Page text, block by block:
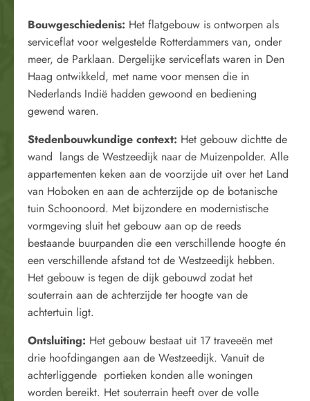
Bouwgeschiedenis: Het flatgebouw is ontworpen als
serviceflat voor welgestelde Rotterdammers van, onder
meer, de Parklaan. Dergelijke serviceflats waren in Den
Haag ontwikkeld, met name voor mensen die in
Nederlands Indië hadden gewoond en bediening
gewend waren.
Stedenbouwkundige context: Het gebouw dichtte de
wand langs de Westzeedijk naar de Muizenpolder. Alle
appartementen keken aan de voorzijde uit over het Land
van Hoboken en aan de achterzijde op de botanische
tuin Schoonoord. Met bijzondere en modernistische
vormgeving sluit het gebouw aan op de reeds
bestaande buurpanden die een verschillende hoogte én
een verschillende afstand tot de Westzeedijk hebben.
Het gebouw is tegen de dijk gebouwd zodat het
souterrain aan de achterzijde ter hoogte van de
achtertuin ligt.
Ontsluiting: Het gebouw bestaat uit 17 traveeën met
drie hoofdingangen aan de Westzeedijk. Vanuit de
achterliggende portieken konden alle woningen
worden bereikt. Het souterrain heeft over de volle